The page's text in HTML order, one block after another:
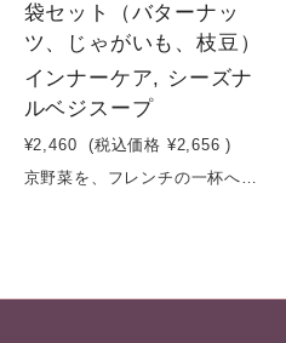
袋セット（バターナッ
ツ、じゃがいも、枝豆）
インナーケア, シーズナ
ルベジスープ
¥2,460 (税込価格 ¥2,656 )
京野菜を、フレンチの一杯へ。— 無添加で仕立てた、季節を味わうごちそうスープセット —京都で育った旬の京野菜を贅沢に使用し、フレンチ一筋45年の熟練シェフが丁寧に仕立てた、シーズナルベジスープ3種セット。「バターナッツ」「じゃがいも」「枝豆」それぞれの素材の個性を活かしながら、保存料・着色料・化学調味料を一切使わず、素材本来の旨みだけで仕上げました。なめらかな口あたり、奥行きのあるコク、そして体にすっと染み渡るやさしさ。“手軽なのに、きちんと美味しい。”毎日の食卓を少し豊かにする、京野菜のごちそうスープです。容量：160g×3袋賞味期限：製造日から１年